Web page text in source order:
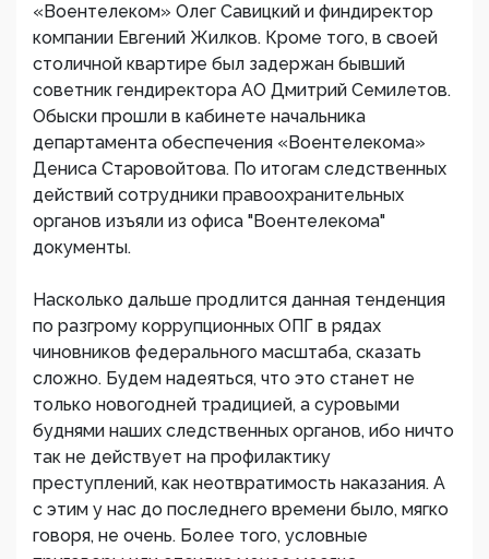
«Воентелеком» Олег Савицкий и финдиректор
компании Евгений Жилков. Кроме того, в своей
столичной квартире был задержан бывший
советник гендиректора АО Дмитрий Семилетов.
Обыски прошли в кабинете начальника
департамента обеспечения «Воентелекома»
Дениса Старовойтова. По итогам следственных
действий сотрудники правоохранительных
органов изъяли из офиса "Воентелекома"
документы.
Насколько дальше продлится данная тенденция
по разгрому коррупционных ОПГ в рядах
чиновников федерального масштаба, сказать
сложно. Будем надеяться, что это станет не
только новогодней традицией, а суровыми
буднями наших следственных органов, ибо ничто
так не действует на профилактику
преступлений, как неотвратимость наказания. А
с этим у нас до последнего времени было, мягко
говоря, не очень. Более того, условные